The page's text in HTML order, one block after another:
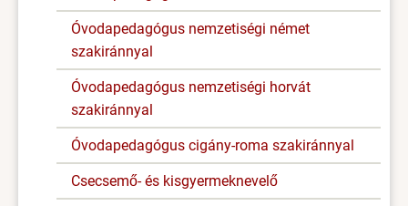
Óvodapedagógus nemzetiségi német
szakiránnyal
Óvodapedagógus nemzetiségi horvát
szakiránnyal
Óvodapedagógus cigány-roma szakiránnyal
Csecsemő- és kisgyermeknevelő